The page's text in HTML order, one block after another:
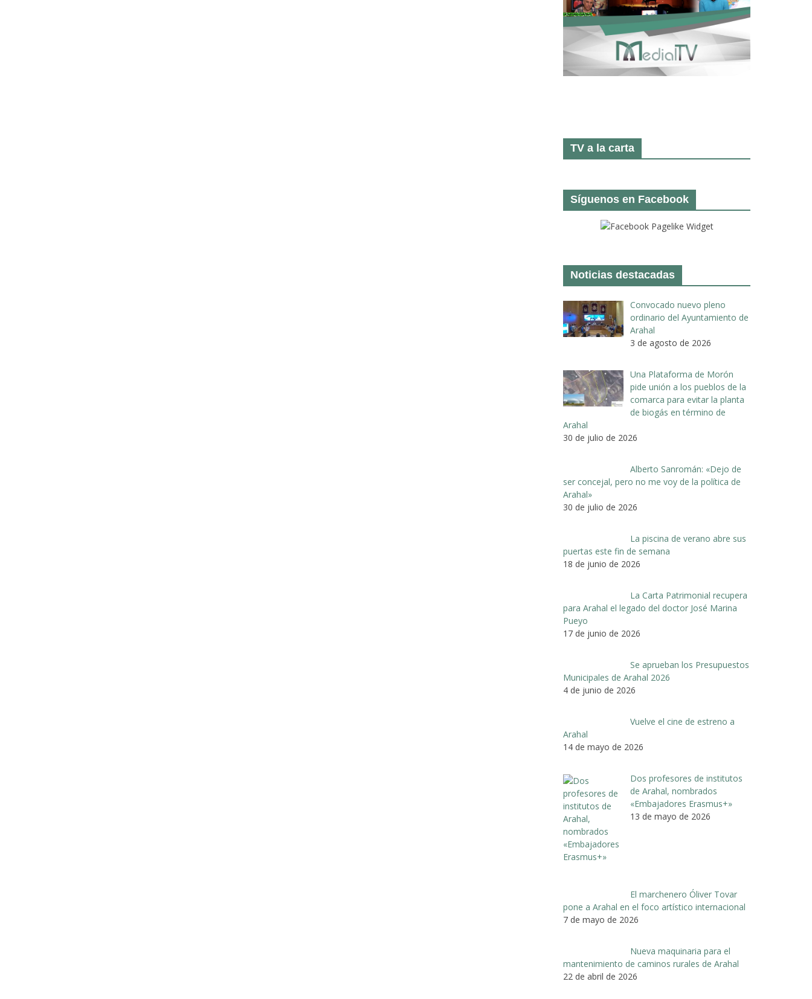
TV a la carta
Síguenos en Facebook
Noticias destacadas
Convocado nuevo pleno
ordinario del Ayuntamiento de
Arahal
3 de agosto de 2026
Una Plataforma de Morón
pide unión a los pueblos de la
comarca para evitar la planta
de biogás en término de
Arahal
30 de julio de 2026
Alberto Sanromán: «Dejo de
ser concejal, pero no me voy de la política de
Arahal»
30 de julio de 2026
La piscina de verano abre sus
puertas este fin de semana
18 de junio de 2026
La Carta Patrimonial recupera
para Arahal el legado del doctor José Marina
Pueyo
17 de junio de 2026
Se aprueban los Presupuestos
Municipales de Arahal 2026
4 de junio de 2026
Vuelve el cine de estreno a
Arahal
14 de mayo de 2026
Dos profesores de institutos
de Arahal, nombrados
«Embajadores Erasmus+»
13 de mayo de 2026
El marchenero Óliver Tovar
pone a Arahal en el foco artístico internacional
7 de mayo de 2026
Nueva maquinaria para el
mantenimiento de caminos rurales de Arahal
22 de abril de 2026